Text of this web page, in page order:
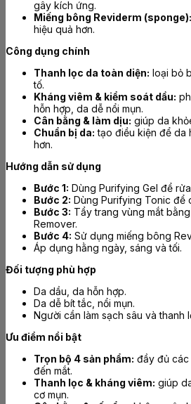
gây kích ứng.
Miếng bông Reviderm (sponge):
hiệu quả hơn.
Công dụng chính
Thanh lọc da toàn diện: loại bỏ
tố.
Kháng viêm & kiểm soát dầu:
hỗn hợp, da dễ nổi mụn.
Cân bằng & làm dịu: giúp da
Chuẩn bị da: tạo điều kiện để da
hơn.
Hướng dẫn sử dụng
Bước 1: Dùng Purifying Gel để rửa
Bước 2: Dùng Purifying Tonic để
Bước 3: Tẩy trang vùng mắt
Remover.
Bước 4: Sử dụng miếng bông
Áp dụng hằng ngày, sáng và tối.
Đối tượng phù hợp
Da dầu, da hỗn hợp.
Da dễ bít tắc, nổi mụn.
Người cần làm sạch sâu và thanh
Ưu điểm nổi bật
Trọn bộ 4 sản phẩm: đầy đủ các
đến mắt.
Thanh lọc & kháng viêm: giúp
cơ mụn.